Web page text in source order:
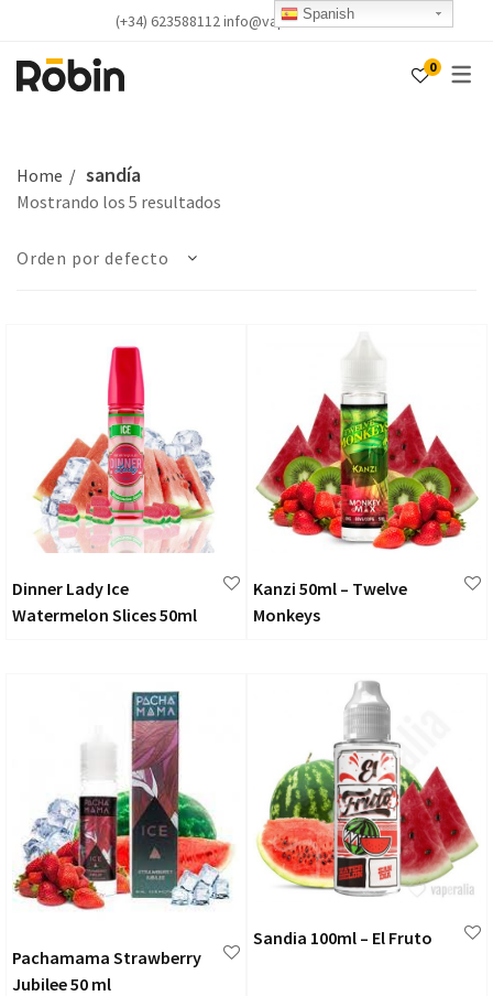
(+34) 623588112 info@vapealicante.com
0
Home sandía
Mostrando los 5 resultados
Orden por defecto
Dinner Lady Ice
Watermelon Slices 50ml
Kanzi 50ml – Twelve
Monkeys
Pachamama Strawberry
Jubilee 50 ml
Sandia 100ml – El Fruto
Spanish